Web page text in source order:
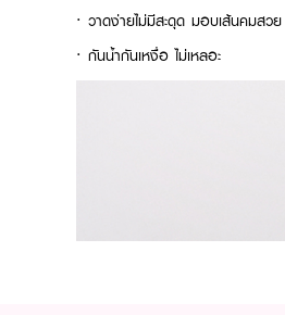
· วาดง่ายไม่มีสะดุด มอบเส้นคมสวย
· กันน้ำกันเหงื่อ ไม่เหลอะ